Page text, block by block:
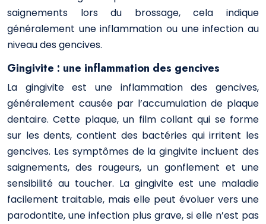
saignements lors du brossage, cela indique
généralement une inflammation ou une infection au
niveau des gencives.
Gingivite : une inflammation des gencives
La gingivite est une inflammation des gencives,
généralement causée par l’accumulation de plaque
dentaire. Cette plaque, un film collant qui se forme
sur les dents, contient des bactéries qui irritent les
gencives. Les symptômes de la gingivite incluent des
saignements, des rougeurs, un gonflement et une
sensibilité au toucher. La gingivite est une maladie
facilement traitable, mais elle peut évoluer vers une
parodontite, une infection plus grave, si elle n’est pas